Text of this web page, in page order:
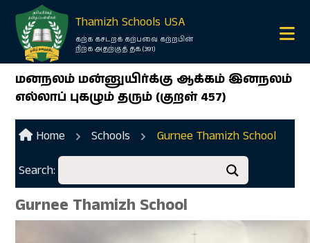
Thamizh Schools USA
கற்க கசடறக் கற்பவை கற்றபின்
நிற்க அதற்குத் தக.(391)
மனநலம் மன்னுயிர்க்கு ஆக்கம் இனநலம்
எல்லாப் புகழும் தரும் (குறள் 457)
Home Schools
Gurnee Thamizh School
Search:
Gurnee Thamizh School